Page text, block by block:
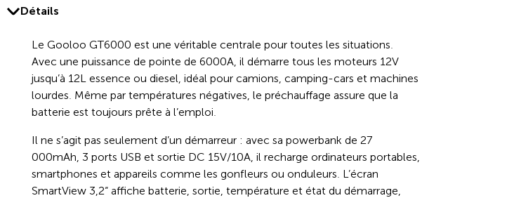
Détails
Le Gooloo GT6000 est une véritable centrale pour toutes les situations.
Avec une puissance de pointe de 6000A, il démarre tous les moteurs 12V
jusqu’à 12L essence ou diesel, idéal pour camions, camping-cars et machines
lourdes. Même par températures négatives, le préchauffage assure que la
batterie est toujours prête à l’emploi.
Il ne s’agit pas seulement d’un démarreur : avec sa powerbank de 27
000mAh, 3 ports USB et sortie DC 15V/10A, il recharge ordinateurs portables,
smartphones et appareils comme les gonfleurs ou onduleurs. L’écran
SmartView 3,2“ affiche batterie, sortie, température et état du démarrage,